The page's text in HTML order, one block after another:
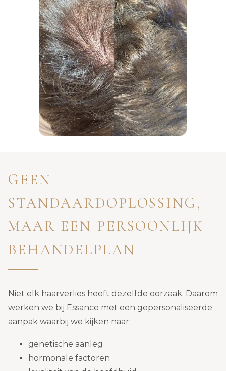
GEEN
STANDAARDOPLOSSING,
MAAR EEN PERSOONLIJK
BEHANDELPLAN
Niet elk haarverlies heeft dezelfde oorzaak. Daarom
werken we bij Essance met een gepersonaliseerde
aanpak waarbij we kijken naar:
genetische aanleg
hormonale factoren